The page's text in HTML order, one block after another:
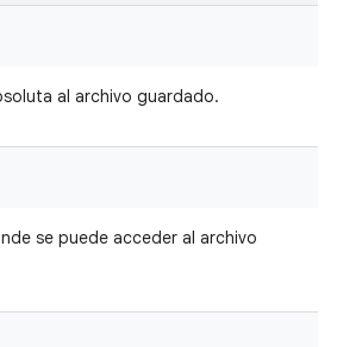
al archivo guardado.
se puede acceder al archivo